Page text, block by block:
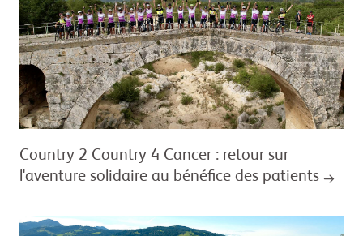
Country 2 Country 4 Cancer : retour sur
l'aventure solidaire au bénéfice des patients